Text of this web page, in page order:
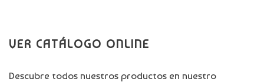
VER CATÁLOGO ONLINE
Descubre todos nuestros productos en nuestro